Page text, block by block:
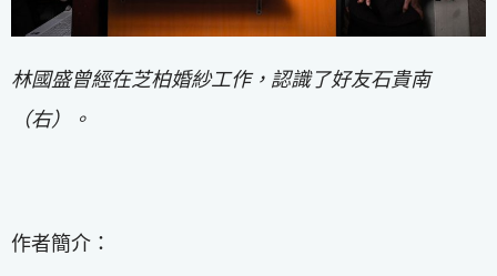
林國盛曾經在芝柏婚紗工作，認識了好友石貴南
（右）。
作者簡介：